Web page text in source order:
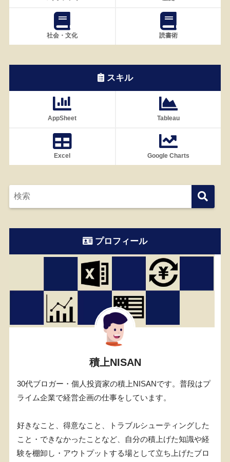
社会・文化 読書術
スキル
AppSheet Tableau
Excel Google Charts
プロフィール
積上NISAN
30代ブロガー・個人投資家の積上NISANです。普段はプ
ライム企業で経営企画の仕事をしています。
好きなこと、得意なこと、トラブルシューティングした
こと・できなかったことなど、自分の積上げた知識や経
験を棚卸し・アウトプットする場として立ち上げたブロ